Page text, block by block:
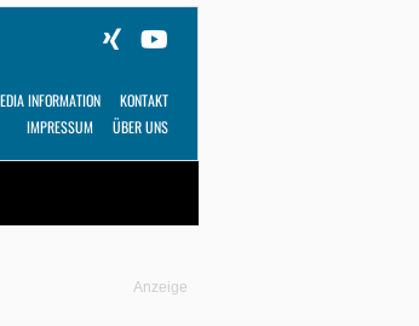
INFORMATION
KONTAKT
IMPRESSUM
ÜBER UNS
Anzeige